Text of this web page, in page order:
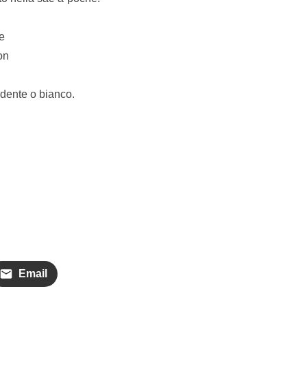
o bianco.
Email